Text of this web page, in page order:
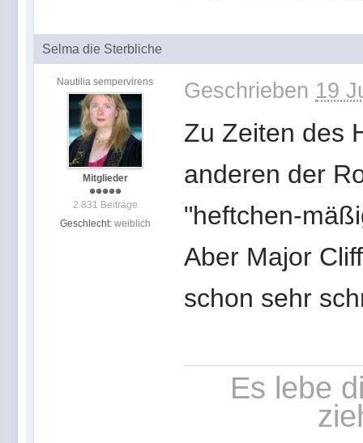
Selma die Sterbliche
Nautilia sempervirens
Mitglieder
2.831 Beiträge
Geschlecht: weiblich
Geschrieben 19
Zu Zeiten des
anderen der
"heftchen-
Aber Major
schon sehr
Es lebe